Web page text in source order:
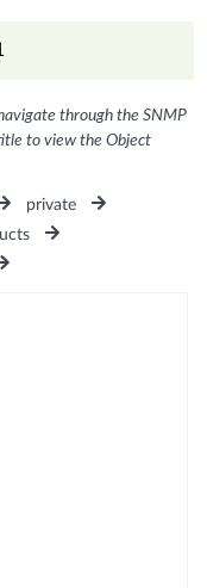
through the SNMP
to view the Object
private